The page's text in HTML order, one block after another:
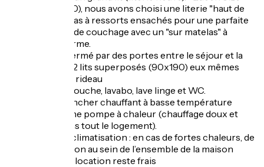
Bed" (160 x 200), nous avons choisi une literie "haut de
gamme" : matelas à ressorts ensachés pour une parfaite
indépendance de couchage avec un "sur matelas" à
mémoire de forme.
Dégagement fermé par des portes entre le séjour et la
chambre avec 2 lits superposés (90x190) eux mêmes
séparés par un rideau
Salle de bain : douche, lavabo, lave linge et WC.
Chauffage : plancher chauffant à basse température
alimenté par une pompe à chaleur (chauffage doux et
homogène dans tout le logement).
Pas besoin de climatisation : en cas de fortes chaleurs, de
par sa disposition au sein de l’ensemble de la maison
l’intérieur de la location reste frais